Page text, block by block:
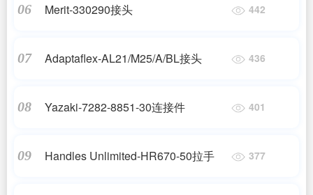
06 Merit-330290接头 442
07 Adaptaflex-AL21/M25/A/BL接头 436
08 Yazaki-7282-8851-30连接件 401
09 Handles Unlimited-HR670-50拉手 377